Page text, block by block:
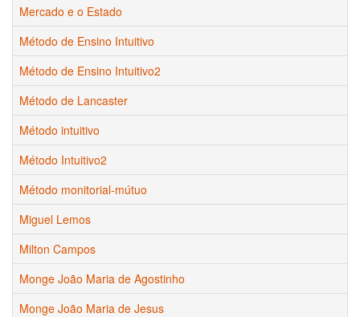
Mercado e o Estado
Método de Ensino Intuitivo
Método de Ensino Intuitivo2
Método de Lancaster
Método intuitivo
Método Intuitivo2
Método monitorial-mútuo
Miguel Lemos
Milton Campos
Monge João Maria de Agostinho
Monge João Maria de Jesus